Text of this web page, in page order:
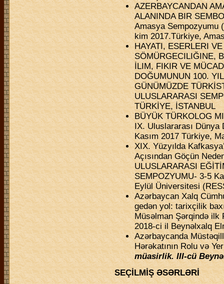
AZERBAYCANDAN
ALANINDA BIR
Amasya Sempozyumu
kim 2017.Türkiye,
HAYATI, ESERLERI
SÖMÜRGECILIĞINE,
İLIM, FIKIR VE
DOĞUMUNUN 100.
GÜNÜMÜZDE
ULUSLARARASI
TÜRKİYE, İSTANBUL
BÜYÜK TÜRKOLOG
IX. Uluslararası
Kasım 2017 Türkiye,
XIX. Yüzyılda
Açısından Göçün
ULUSLARARASI
SEMPOZYUMU- 3-5
Eylül Üniversitesi
Azərbaycan Xalq
gedən yol: tarixçilik
Müsəlman Şərqində ilk
2018-ci il Beynəlxalq
Azərbaycanda
Hərəkatının Rolu və
müasirlik. III-cü
SEÇİLMİŞ ƏSƏRLƏRİ